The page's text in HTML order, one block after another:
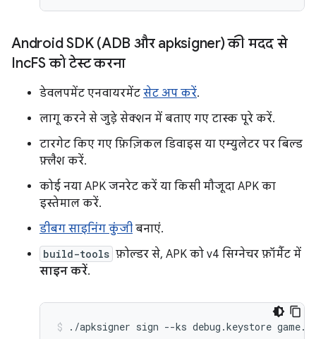
Android SDK (ADB और apksigner) की मदद से
IncFS को टेस्ट करना
डेवलपमेंट एनवायरमेंट सेट अप करें.
लागू करने से जुड़े सेक्शन में बताए गए टास्क पूरे करें.
टारगेट किए गए फ़िज़िकल डिवाइस या एम्युलेटर पर बिल्ड
फ़्लैश करें.
कोई नया APK जनरेट करें या किसी मौजूदा APK का
इस्तेमाल करें.
डीबग साइनिंग कुंजी बनाएं.
build-tools फ़ोल्डर से, APK को v4 सिग्नेचर फ़ॉर्मैट में
साइन करें.
./apksigner sign --ks debug.keystore